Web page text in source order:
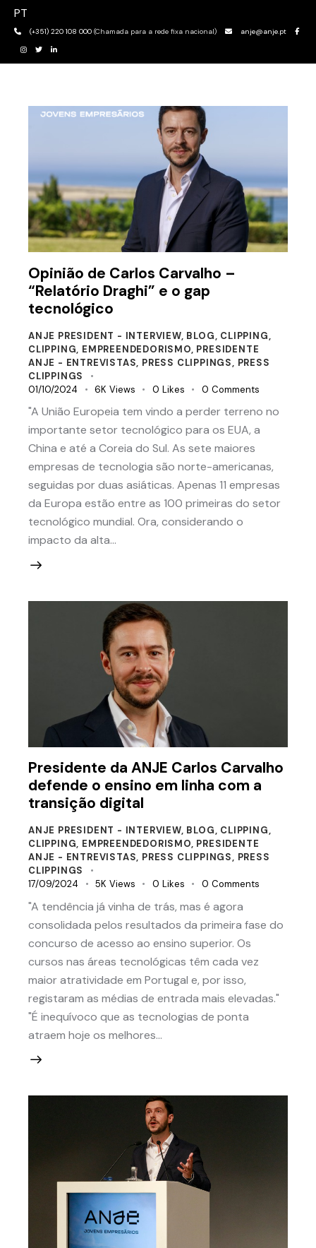
PT
(+351) 220 108 000 (Chamada para a rede fixa nacional) anje@anje.pt
Opinião de Carlos Carvalho –
“Relatório Draghi” e o gap
tecnológico
ANJE PRESIDENT - INTERVIEW, BLOG, CLIPPING,
CLIPPING, EMPREENDEDORISMO, PRESIDENTE
ANJE - ENTREVISTAS, PRESS CLIPPINGS, PRESS
CLIPPINGS
01/10/2024
6K Views 0 Likes 0 Comments
"A União Europeia tem vindo a perder terreno no
importante setor tecnológico para os EUA, a
China e até a Coreia do Sul. As sete maiores
empresas de tecnologia são norte-americanas,
seguidas por duas asiáticas. Apenas 11 empresas
da Europa estão entre as 100 primeiras do setor
tecnológico mundial. Ora, considerando o
impacto da alta…
Presidente da ANJE Carlos Carvalho
defende o ensino em linha com a
transição digital
ANJE PRESIDENT - INTERVIEW, BLOG, CLIPPING,
CLIPPING, EMPREENDEDORISMO, PRESIDENTE
ANJE - ENTREVISTAS, PRESS CLIPPINGS, PRESS
CLIPPINGS
17/09/2024
5K Views 0 Likes 0 Comments
"A tendência já vinha de trás, mas é agora
consolidada pelos resultados da primeira fase do
concurso de acesso ao ensino superior. Os
cursos nas áreas tecnológicas têm cada vez
maior atratividade em Portugal e, por isso,
registaram as médias de entrada mais elevadas."
"É inequívoco que as tecnologias de ponta
atraem hoje os melhores…